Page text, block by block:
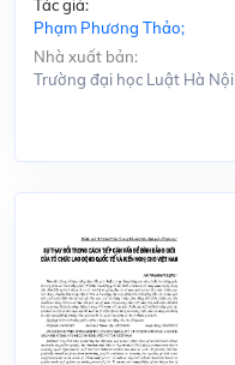
Tác giả:
Phạm Phương Thảo;
Nhà xuất bản:
Trường đại học Luật Hà Nội